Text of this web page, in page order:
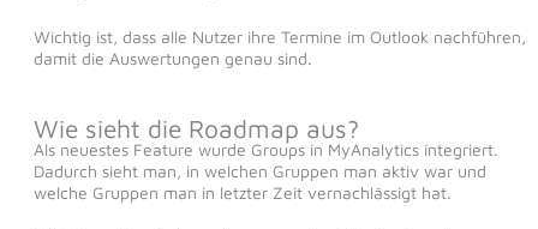
Wichtig ist, dass alle Nutzer ihre Termine im Outlook nachführen,
damit die Auswertungen genau sind.
Wie sieht die Roadmap aus?
Als neuestes Feature wurde Groups in MyAnalytics integriert.
Dadurch sieht man, in welchen Gruppen man aktiv war und
welche Gruppen man in letzter Zeit vernachlässigt hat.